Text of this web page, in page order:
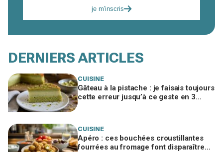
je m'inscris
DERNIERS ARTICLES
CUISINE
Gâteau à la pistache : je faisais toujours
cette erreur jusqu’à ce geste en 3
CUISINE
Apéro : ces bouchées croustillantes
fourrées au fromage font disparaître